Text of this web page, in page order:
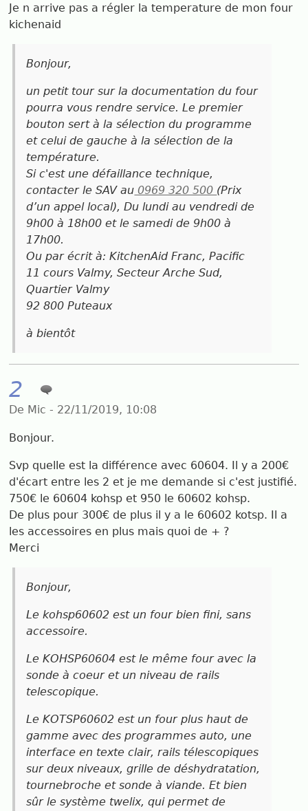
Je n arrive pas a régler la temperature de mon four
kichenaid
Bonjour,
un petit tour sur la documentation du four
pourra vous rendre service. Le premier
bouton sert à la sélection du programme
et celui de gauche à la sélection de la
température.
Si c'est une défaillance technique,
contacter le SAV au 0969 320 500 (Prix
d’un appel local), Du lundi au vendredi de
9h00 à 18h00 et le samedi de 9h00 à
17h00.
Ou par écrit à: KitchenAid Franc, Pacific
11 cours Valmy, Secteur Arche Sud,
Quartier Valmy
92 800 Puteaux
à bientôt
2
De Mic - 22/11/2019, 10:08
Bonjour.
Svp quelle est la différence avec 60604. Il y a 200€
d'écart entre les 2 et je me demande si c'est justifié.
750€ le 60604 kohsp et 950 le 60602 kohsp.
De plus pour 300€ de plus il y a le 60602 kotsp. Il a
les accessoires en plus mais quoi de + ?
Merci
Bonjour,
Le kohsp60602 est un four bien fini, sans
accessoire.
Le KOHSP60604 est le même four avec la
sonde à coeur et un niveau de rails
telescopique.
Le KOTSP60602 est un four plus haut de
gamme avec des programmes auto, une
interface en texte clair, rails télescopiques
sur deux niveaux, grille de déshydratation,
tournebroche et sonde à viande. Et bien
sûr le système twelix, qui permet de